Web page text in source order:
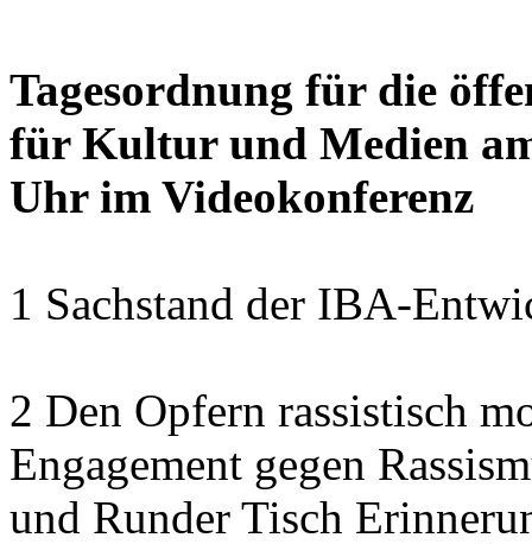
Tagesordnung für die
für Kultur und Medien
Uhr im Videokonferenz
1 Sachstand der IBA-
2 Den Opfern rassistisch
Engagement gegen
und Runder Tisch